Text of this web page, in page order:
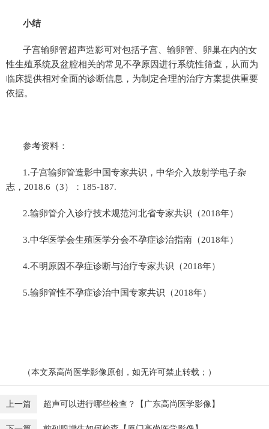
小结
子宫输卵管超声造影可对包括子宫、输卵管、卵巢在内的女
性生殖系统及盆腔相关的常见不孕原因进行系统性筛查，从而为
临床提供相对全面的诊断信息，为制定合理的治疗方案提供重要
依据。
参考资料：
1.子宫输卵管造影中国专家共识，中华介入放射学电子杂
志，2018.6（3）：185-187.
2.输卵管介入诊疗技术规范河北省专家共识（2018年）
3.中华医学会生殖医学分会不孕症诊治指南（2018年）
4.不明原因不孕症诊断与治疗专家共识（2018年）
5.输卵管性不孕症诊治中国专家共识（2018年）
（本文系高尚医学影像原创，如无许可禁止转载；）
上一篇 超声可以进行哪些检查？【广东高尚医学影像】